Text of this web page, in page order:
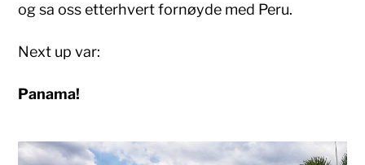
og sa oss etterhvert fornøyde med Peru.
Next up var:
Panama!